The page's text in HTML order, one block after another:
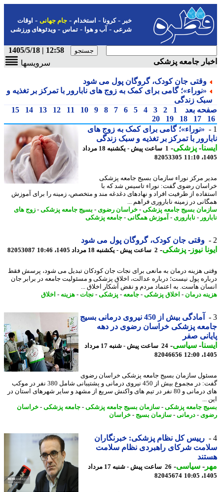
-کرونا-استخدام- جام جهانی-اوقات
شرعی-آب و هوا-تماس-ویدئوهای ورزشی
12:58 | 1405/5/18
جامعه پزشکی
سرویسها
وقتی جان کودک، گروگان پول می شود
«نوراء»؛ گامی برای کمک به زوج های نابارور با تمرکز بر تغذیه و
زندگی
بعد
1
2
3
4
5
6
7
8
9
10
11
12
13
14
15
17
18
19
20
«نوراء»؛ گامی برای کمک به زوج های
با تمرکز بر تغذیه و سبک زندگی
-پزشکی-
1 ساعت پیش - یکشنبه 18 مرداد
82053305
مرکز نوراء سازمان بسیج جامعه پزشکی
رضوی گفت: نوراء تاسیس شد که با
از ظرفیت افراد و نهادهای دغدغه مند و متخصص، زمینه را برای آموزش
در زمینه ناباروری فراهم ...
بسیج جامعه پزشکی-خراسان رضوی-بسیج جامعه پزشکی-زوج های
- ناباروری - آموزش همگانی-جامعه پزشکی
وقتی جان کودک، گروگان پول می شود
نیوز-پزشکی-2 ساعت پیش - یکشنبه 18 مرداد 1405، 10:46 82053087
هزینه درمان به مانعی برای نجات جان کودکان تبدیل می شود، پرسش فقط
پول نیست؛ درباره عدالت، اخلاق پزشکی و مسئولیت جامعه در برابر جان
هاست. به اعتماد مردم و نقض آشکار اخلاق ...
درمان -اخلاق پزشکی-جامعه-پزشکی-نجات-هزینه- اخلاق
آمادگی بیش از 450 نیروی درمانی بسیج
پزشکی خراسان رضوی در دهه
صفر
-سیاسی-
24 ساعت پیش - شنبه 17 مرداد
82046656
سازمان بسیج جامعه پزشکی خراسان رضوی
گفت: در مجموع بیش از 450 نیروی درمانی و پشتیبانی شامل 380 نفر در موکب
های درمانی و 80 نفر در تیم های واکنش سریع از مشهد و سایر شهرهای استان در
...
جامعه پزشکی-سازمان بسیج جامعه پزشکی-جامعه پزشکی-خراسان
-درمانی-سازمان بسیج-خراسان
رییس کل نظام پزشکی: خبرنگاران
شرکای راهبردی نظام سلامت
-سیاسی-
26 ساعت پیش - شنبه 17 مرداد
82045674